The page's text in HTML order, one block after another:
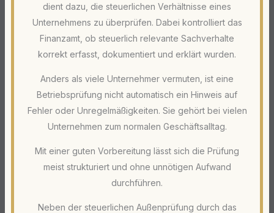
dient dazu, die steuerlichen Verhältnisse eines
Unternehmens zu überprüfen. Dabei kontrolliert das
Finanzamt, ob steuerlich relevante Sachverhalte
korrekt erfasst, dokumentiert und erklärt wurden.
Anders als viele Unternehmer vermuten, ist eine
Betriebsprüfung nicht automatisch ein Hinweis auf
Fehler oder Unregelmäßigkeiten. Sie gehört bei vielen
Unternehmen zum normalen Geschäftsalltag.
Mit einer guten Vorbereitung lässt sich die Prüfung
meist strukturiert und ohne unnötigen Aufwand
durchführen.
Neben der steuerlichen Außenprüfung durch das